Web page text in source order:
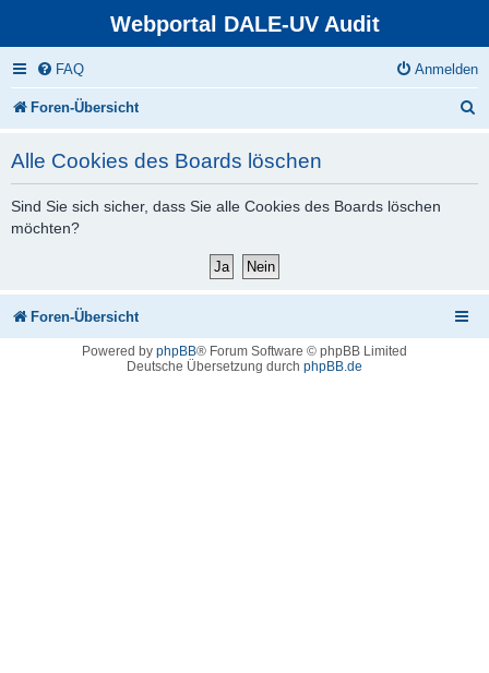
Webportal DALE-UV Audit
FAQ Anmelden
Foren-Übersicht
Alle Cookies des Boards löschen
Sind Sie sich sicher, dass Sie alle Cookies des Boards löschen
möchten?
Foren-Übersicht
Powered by phpBB® Forum Software © phpBB Limited
Deutsche Übersetzung durch phpBB.de